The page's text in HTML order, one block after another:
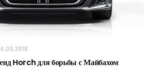
Horch для борьбы с Майбахом